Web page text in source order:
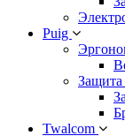
Puig
Защита
Twalcom